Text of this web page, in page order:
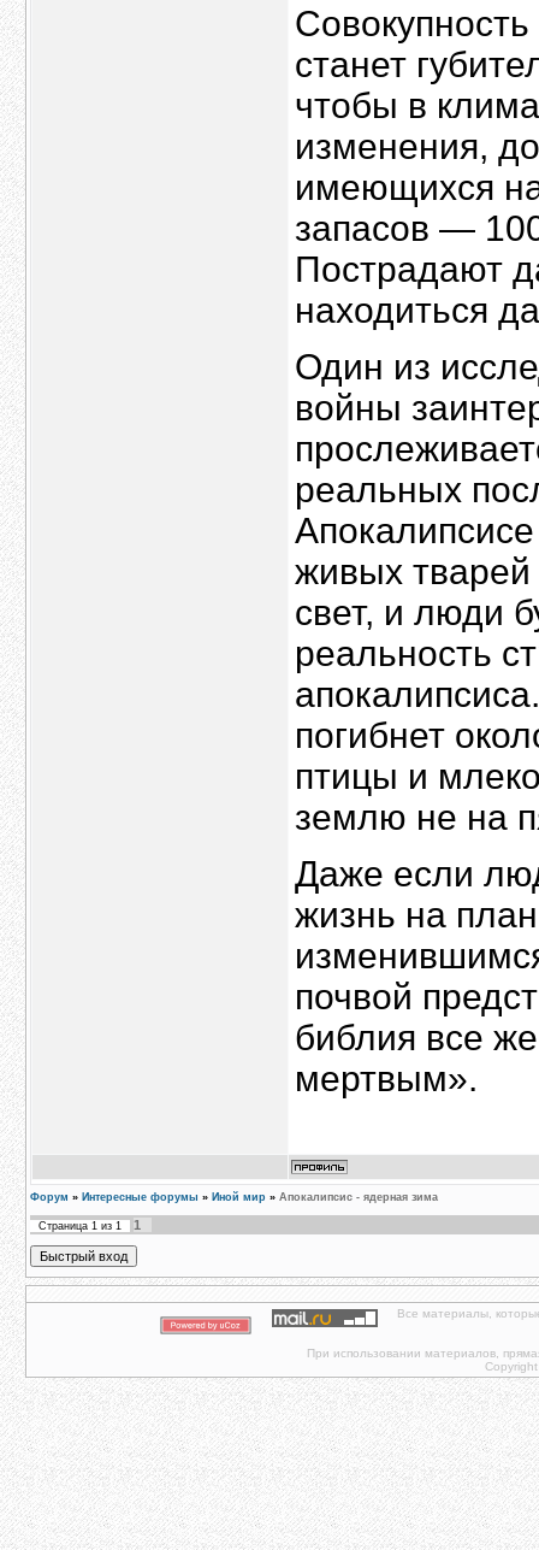
станет
чтобы в
изменения,
имеющихся
запасов —
Пострадают
находиться
Один из
войны
реальных
Апокалипсисе
живых
свет, и люди
реальность
погибнет
птицы и
землю не на
Даже если
жизнь на
почвой
библия все
мертвым».
Форум » Интересные форумы » Иной мир » Апокалипсис - ядерная зима
Страница 1 из 1 1
Все материалы,
При использовании материалов,